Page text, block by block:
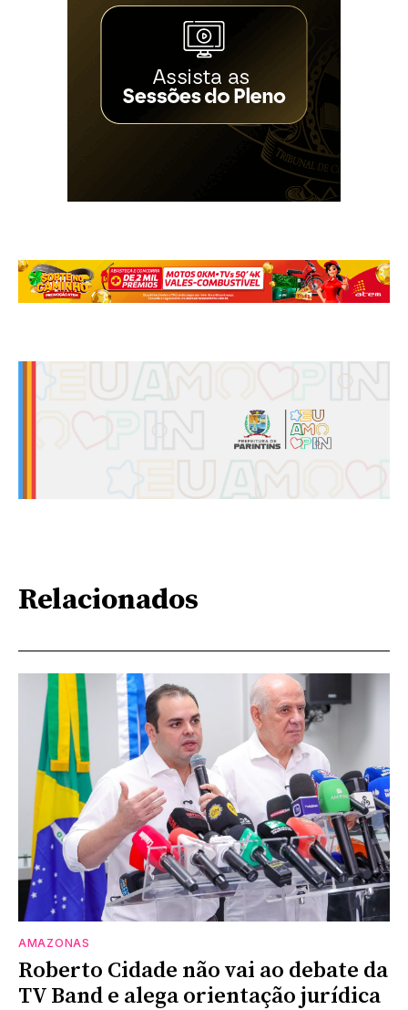
Relacionados
AMAZONAS
Roberto Cidade não vai ao debate da
TV Band e alega orientação jurídica